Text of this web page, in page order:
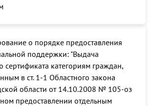
о порядке предоставления
поддержки: "Выдача
сертификата категориям граждан,
в ст. 1-1 Областного закона
области от 14.10.2008 № 105-оз
предоставлении отдельным